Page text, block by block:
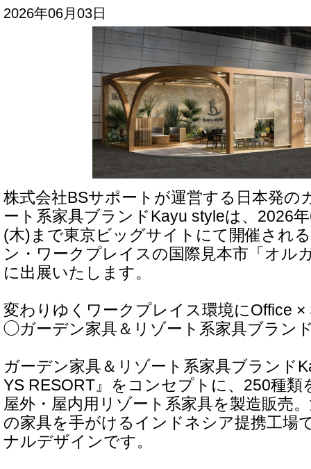
2026年06月03日
株式会社BSサポートが運営する日本発の
ート系家具ブランドKayu styleは、2026
(木)まで東京ビッグサイトにて開催され
ン・ワークプレイスの国際見本市「オル
に出展いたします。
変わりゆくワークプレイス環境にOffice ×
◯ガーデン家具＆リゾート系家具ブラン
ガーデン家具＆リゾート系家具ブランド
YS RESORT』をコンセプトに、250種
屋外・屋内用リゾート系家具を製造販売
の家具を手がけるインドネシア提携工場
ナルデザインです。